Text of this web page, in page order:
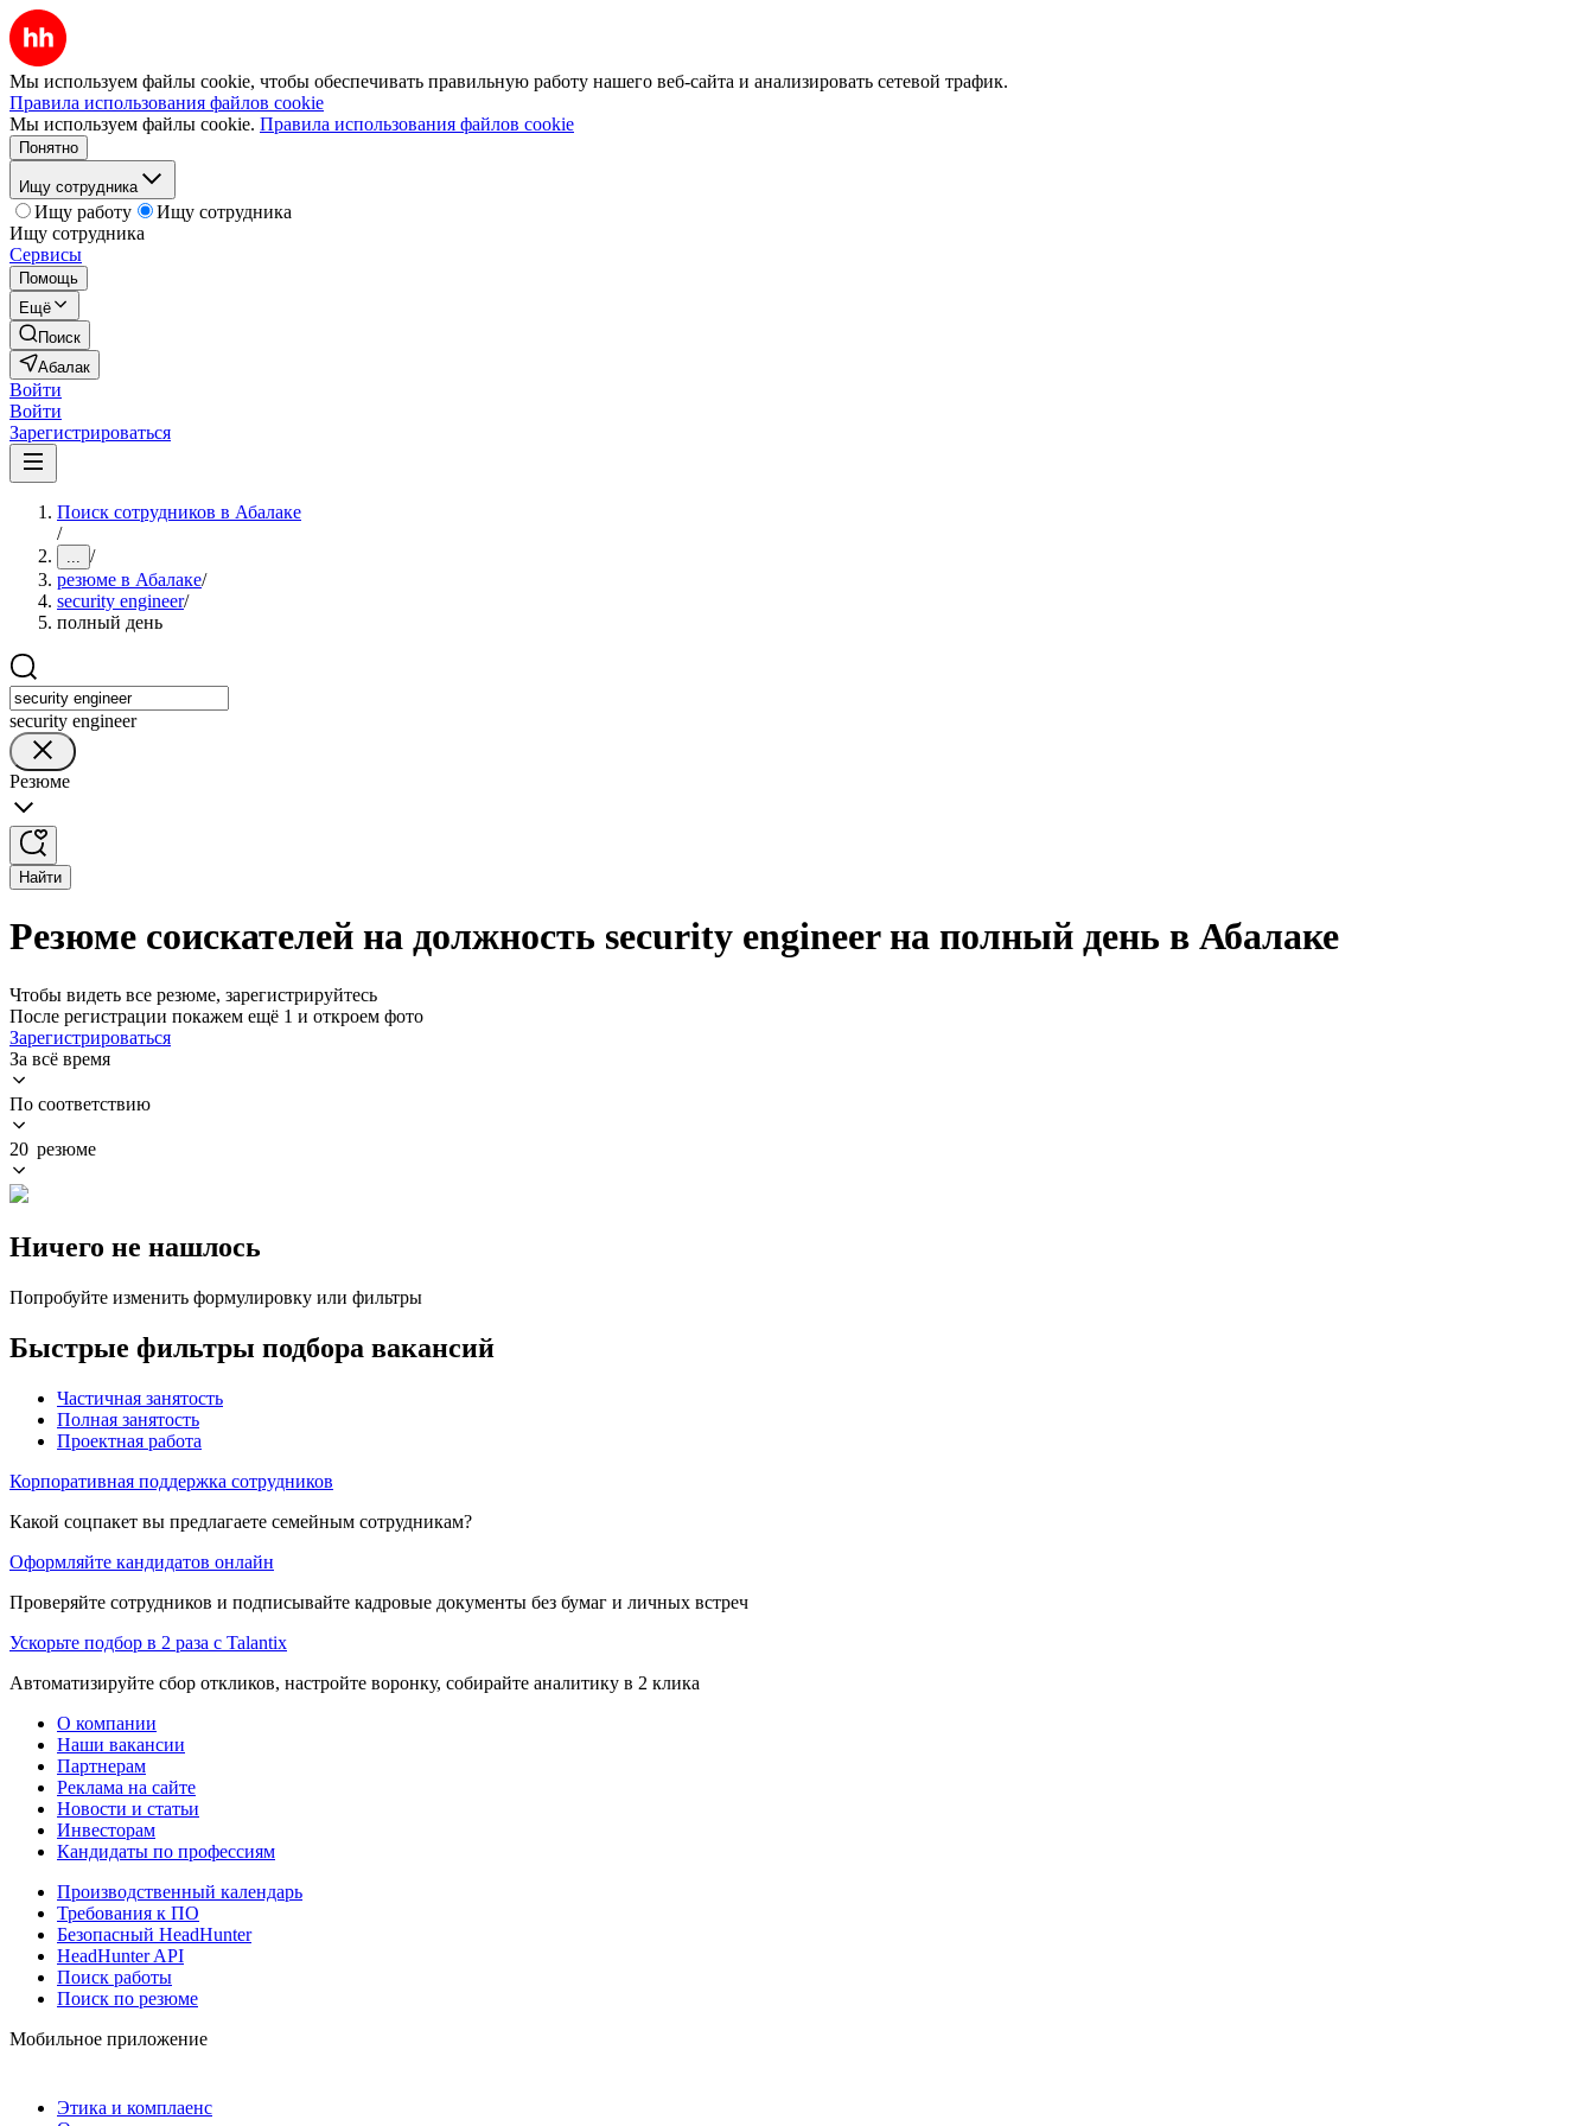
Мы используем файлы cookie, чтобы обеспечивать правильную работу нашего веб-сайта и анализировать сетевой трафик.
Правила использования файлов cookie
Мы используем файлы cookie. Правила использования файлов cookie
Понятно
Ищу сотрудника
Ищу работу
Ищу сотрудника
Ищу сотрудника
Сервисы
Помощь
Ещё
Поиск
Абалак
Войти
Войти
Зарегистрироваться
Поиск сотрудников в Абалаке
/
... /
резюме в Абалаке/
security engineer/
полный день
security engineer
Резюме
Найти
Резюме соискателей на должность security engineer на полный день в Абалаке
Чтобы видеть все резюме, зарегистрируйтесь
После регистрации покажем ещё 1 и откроем фото
Зарегистрироваться
За всё время
По соответствию
20 резюме
Ничего не нашлось
Попробуйте изменить формулировку или фильтры
Быстрые фильтры подбора вакансий
Частичная занятость
Полная занятость
Проектная работа
Корпоративная поддержка сотрудников
Какой соцпакет вы предлагаете семейным сотрудникам?
Оформляйте кандидатов онлайн
Проверяйте сотрудников и подписывайте кадровые документы без бумаг и личных встреч
Ускорьте подбор в 2 раза с Talantix
Автоматизируйте сбор откликов, настройте воронку, собирайте аналитику в 2 клика
О компании
Наши вакансии
Партнерам
Реклама на сайте
Новости и статьи
Инвесторам
Кандидаты по профессиям
Производственный календарь
Требования к ПО
Безопасный HeadHunter
HeadHunter API
Поиск работы
Поиск по резюме
Мобильное приложение
Этика и комплаенс